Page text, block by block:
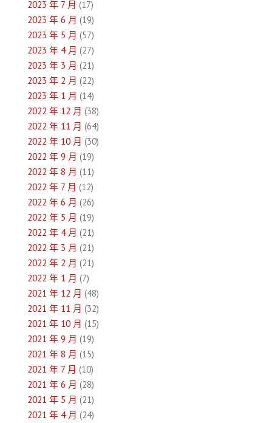
2023 年 7 月 (17)
2023 年 6 月 (19)
2023 年 5 月 (57)
2023 年 4 月 (27)
2023 年 3 月 (21)
2023 年 2 月 (22)
2023 年 1 月 (14)
2022 年 12 月 (38)
2022 年 11 月 (64)
2022 年 10 月 (30)
2022 年 9 月 (19)
2022 年 8 月 (11)
2022 年 7 月 (12)
2022 年 6 月 (26)
2022 年 5 月 (19)
2022 年 4 月 (21)
2022 年 3 月 (21)
2022 年 2 月 (21)
2022 年 1 月 (7)
2021 年 12 月 (48)
2021 年 11 月 (32)
2021 年 10 月 (15)
2021 年 9 月 (19)
2021 年 8 月 (15)
2021 年 7 月 (10)
2021 年 6 月 (28)
2021 年 5 月 (21)
2021 年 4 月 (24)